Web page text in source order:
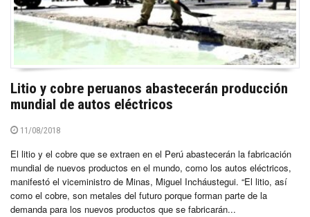
Litio y cobre peruanos abastecerán producción
mundial de autos eléctricos
11/08/2018
El litio y el cobre que se extraen en el Perú abastecerán la fabricación
mundial de nuevos productos en el mundo, como los autos eléctricos,
manifestó el viceministro de Minas, Miguel Incháustegui. “El litio, así
como el cobre, son metales del futuro porque forman parte de la
demanda para los nuevos productos que se fabricarán...